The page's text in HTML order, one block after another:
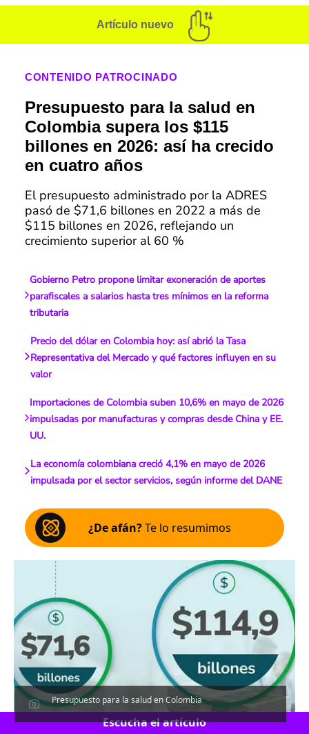
Artículo nuevo
CONTENIDO PATROCINADO
Presupuesto para la salud en
Colombia supera los $115
billones en 2026: así ha crecido
en cuatro años
El presupuesto administrado por la ADRES
pasó de $71,6 billones en 2022 a más de
$115 billones en 2026, reflejando un
crecimiento superior al 60 %
Gobierno Petro propone limitar exoneración de aportes
parafiscales a salarios hasta tres mínimos en la reforma
tributaria
Precio del dólar en Colombia hoy: así abrió la Tasa
Representativa del Mercado y qué factores influyen en su
valor
Importaciones de Colombia suben 10,6% en mayo de 2026
impulsadas por manufacturas y compras desde China y EE.
UU.
La economía colombiana creció 4,1% en mayo de 2026
impulsada por el sector servicios, según informe del DANE
¿De afán?Te lo resumimos
Presupuesto para la salud en Colombia
Escucha el artículo